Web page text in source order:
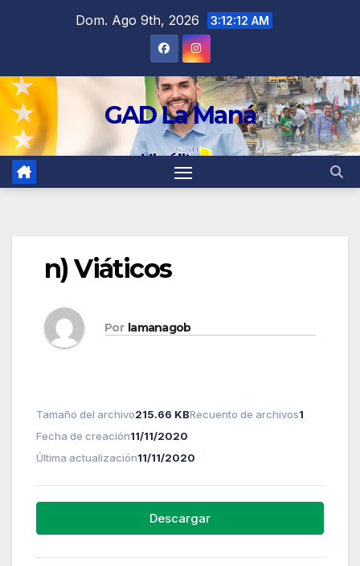
Dom. Ago 9th, 2026 3:12:12 AM
GAD La Maná
n) Viáticos
Por lamanagob
Tamaño del archivo215.66 KBRecuento de archivos1
Fecha de creación11/11/2020
Última actualización11/11/2020
Descargar